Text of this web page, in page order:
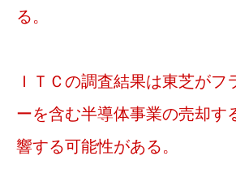
る。
ＩＴＣの調査結果は東芝がフ
ーを含む半導体事業の売却す
響する可能性がある。